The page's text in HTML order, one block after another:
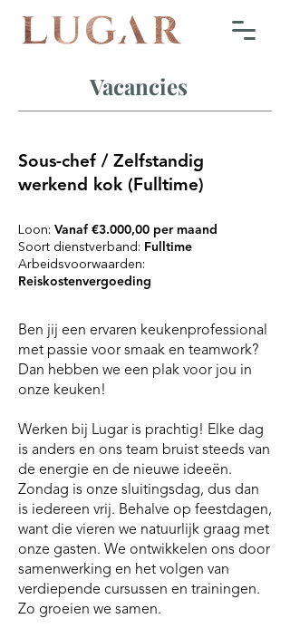
Vacancies
Sous-chef / Zelfstandig
werkend kok (Fulltime)
Loon: Vanaf €3.000,00 per maand
Soort dienstverband: Fulltime
Arbeidsvoorwaarden:
Reiskostenvergoeding
Ben jij een ervaren keukenprofessional
met passie voor smaak en teamwork?
Dan hebben we een plak voor jou in
onze keuken!
Werken bij Lugar is prachtig! Elke dag
is anders en ons team bruist steeds van
de energie en de nieuwe ideeën.
Zondag is onze sluitingsdag, dus dan
is iedereen vrij. Behalve op feestdagen,
want die vieren we natuurlijk graag met
onze gasten. We ontwikkelen ons door
samenwerking en het volgen van
verdiepende cursussen en trainingen.
Zo groeien we samen.